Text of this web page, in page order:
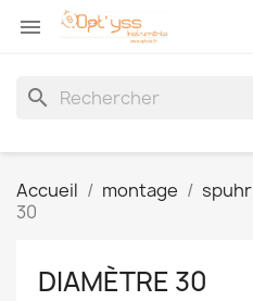

search
Accueil montage spuhr
30
DIAMÈTRE 30